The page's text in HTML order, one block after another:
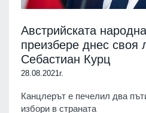
Австрийската
преизбере днес своя
Себастиан Курц
28.08.2021г.
Канцлерът е печелил два
избори в страната